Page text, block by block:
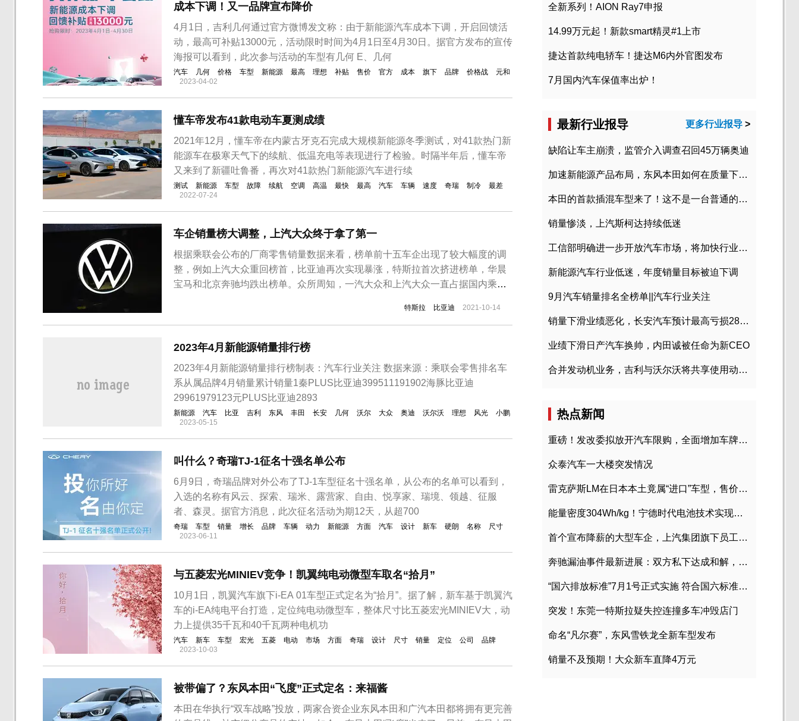
成本下调！又一品牌宣布降价
4月1日，吉利几何通过官方微博发文称：由于新能源汽车成本下调，开启回馈活
动，最高可补贴13000元，活动限时时间为4月1日至4月30日。据官方发布的宣传
海报可以看到，此次参与活动的车型有几何 E、几何
汽车 几何 价格 车型 新能源 最高 理想 补贴 售价 官方 成本 旗下 品牌 价格战
元和
2023-04-02
懂车帝发布41款电动车夏测成绩
2021年12月，懂车帝在内蒙古牙克石完成大规模新能源冬季测试，对41款热门新
能源车在极寒天气下的续航、低温充电等表现进行了检验。时隔半年后，懂车帝
又来到了新疆吐鲁番，再次对41款热门新能源汽车进行续
测试 新能源 车型 故障 续航 空调 高温 最快 最高 汽车 车辆 速度 奇瑞 制冷
最差
2022-07-24
车企销量榜大调整，上汽大众终于拿了第一
根据乘联会公布的厂商零售销量数据来看，榜单前十五车企出现了较大幅度的调
整，例如上汽大众重回榜首，比亚迪再次实现暴涨，特斯拉首次挤进榜单，华晨
宝马和北京奔驰均跌出榜单。众所周知，一汽大众和上汽大众一直占据国内乘用
份却出现改变，上汽大众以123501辆的成绩反超一汽大众，48.6%的跌幅也使一
汽大众成为榜单中跌幅最高的车企。至于为...
特斯拉 比亚迪 2021-10-14
2023年4月新能源销量排行榜
2023年4月新能源销量排行榜制表：汽车行业关注 数据来源：乘联会零售排名车
系从属品牌4月销量累计销量1秦PLUS比亚迪399511191902海豚比亚迪
29961979123元PLUS比亚迪2893
新能源 汽车 比亚 吉利 东风 丰田 长安 几何 沃尔 大众 奥迪 沃尔沃 理想 风光
小鹏
2023-05-15
叫什么？奇瑞TJ-1征名十强名单公布
6月9日，奇瑞品牌对外公布了TJ-1车型征名十强名单，从公布的名单可以看到，
入选的名称有风云、探索、瑞米、露营家、自由、悦享家、瑞境、领越、征服
者、森灵。据官方消息，此次征名活动为期12天，从超700
奇瑞 车型 销量 增长 品牌 车辆 动力 新能源 方面 汽车 设计 新车 硬朗 名称
尺寸
2023-06-11
与五菱宏光MINIEV竞争！凯翼纯电动微型车取名“拾月”
10月1日，凯翼汽车旗下i-EA 01车型正式定名为“拾月”。据了解，新车基于凯翼汽
车的i-EA纯电平台打造，定位纯电动微型车，整体尺寸比五菱宏光MINIEV大，动
力上提供35千瓦和40千瓦两种电机功
汽车 新车 车型 宏光 五菱 电动 市场 方面 奇瑞 设计 尺寸 销量 定位 公司
品牌
2023-10-03
被带偏了？东风本田“飞度”正式定名：来福酱
本田在华执行“双车战略”投放，两家合资企业东风本田和广汽本田都将拥有更完善
全新系列！AION Ray7申报
14.99万元起！新款smart精灵#1上市
捷达首款纯电轿车！捷达M6内外官图发布
7月国内汽车保值率出炉！
最新行业报导 更多行业报导 >
缺陷让车主崩溃，监管介入调查召回45万辆奥迪
加速新能源产品布局，东风本田如何在质量下转型？
本田的首款插混车型来了！这不是一台普通的CR-V
销量惨淡，上汽斯柯达持续低迷
工信部明确进一步开放汽车市场，将加快行业兼并重组
新能源汽车行业低迷，年度销量目标被迫下调
9月汽车销量排名全榜单||汽车行业关注
销量下滑业绩恶化，长安汽车预计最高亏损28亿元
业绩下滑日产汽车换帅，内田诚被任命为新CEO
合并发动机业务，吉利与沃尔沃将共享使用动力总成
热点新闻
重磅！发改委拟放开汽车限购，全面增加车牌指标
众泰汽车一大楼突发情况
雷克萨斯LM在日本本土竟属“进口”车型，售价2580万日元
能量密度304Wh/kg！宁德时代电池技术实现突破
首个宣布降薪的大型车企，上汽集团旗下员工降薪文件曝光
奔驰漏油事件最新进展：双方私下达成和解，工商已介入调查
“国六排放标准”7月1号正式实施 符合国六标准车型目录一览
突发！东莞一特斯拉疑失控连撞多车冲毁店门
命名“凡尔赛”，东风雪铁龙全新车型发布
销量不及预期！大众新车直降4万元